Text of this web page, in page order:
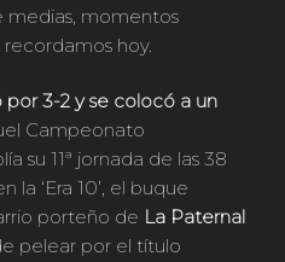
medias, momentos
hoy.
3-2 y se colocó a un
Campeonato
su 11ª jornada de las 38
la ‘Era 10’, el buque
porteño de La Paternal
pelear por el título